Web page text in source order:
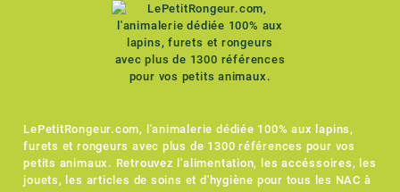
LePetitRongeur.com, l'animalerie dédiée 100% aux lapins,
furets et rongeurs avec plus de 1300 références pour vos
petits animaux. Retrouvez l'alimentation, les accéssoires, les
jouets, les articles de soins et d'hygiène pour tous les NAC à